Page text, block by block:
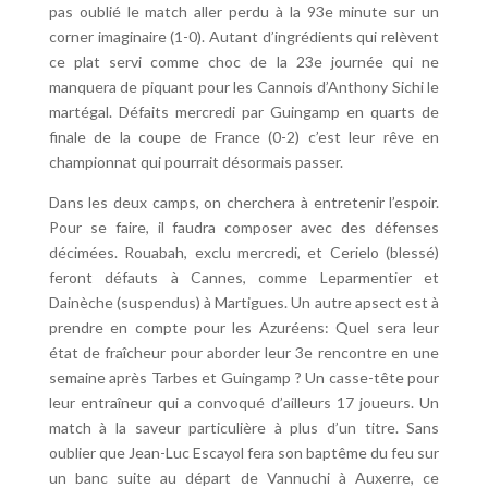
pas oublié le match aller perdu à la 93e minute sur un
corner imaginaire (1-0). Autant d’ingrédients qui relèvent
ce plat servi comme choc de la 23e journée qui ne
manquera de piquant pour les Cannois d’Anthony Sichi le
martégal. Défaits mercredi par Guingamp en quarts de
finale de la coupe de France (0-2) c’est leur rêve en
championnat qui pourrait désormais passer.
Dans les deux camps, on cherchera à entretenir l’espoir.
Pour se faire, il faudra composer avec des défenses
décimées. Rouabah, exclu mercredi, et Cerielo (blessé)
feront défauts à Cannes, comme Leparmentier et
Dainèche (suspendus) à Martigues. Un autre apsect est à
prendre en compte pour les Azuréens: Quel sera leur
état de fraîcheur pour aborder leur 3e rencontre en une
semaine après Tarbes et Guingamp ? Un casse-tête pour
leur entraîneur qui a convoqué d’ailleurs 17 joueurs. Un
match à la saveur particulière à plus d’un titre. Sans
oublier que Jean-Luc Escayol fera son baptême du feu sur
un banc suite au départ de Vannuchi à Auxerre, ce